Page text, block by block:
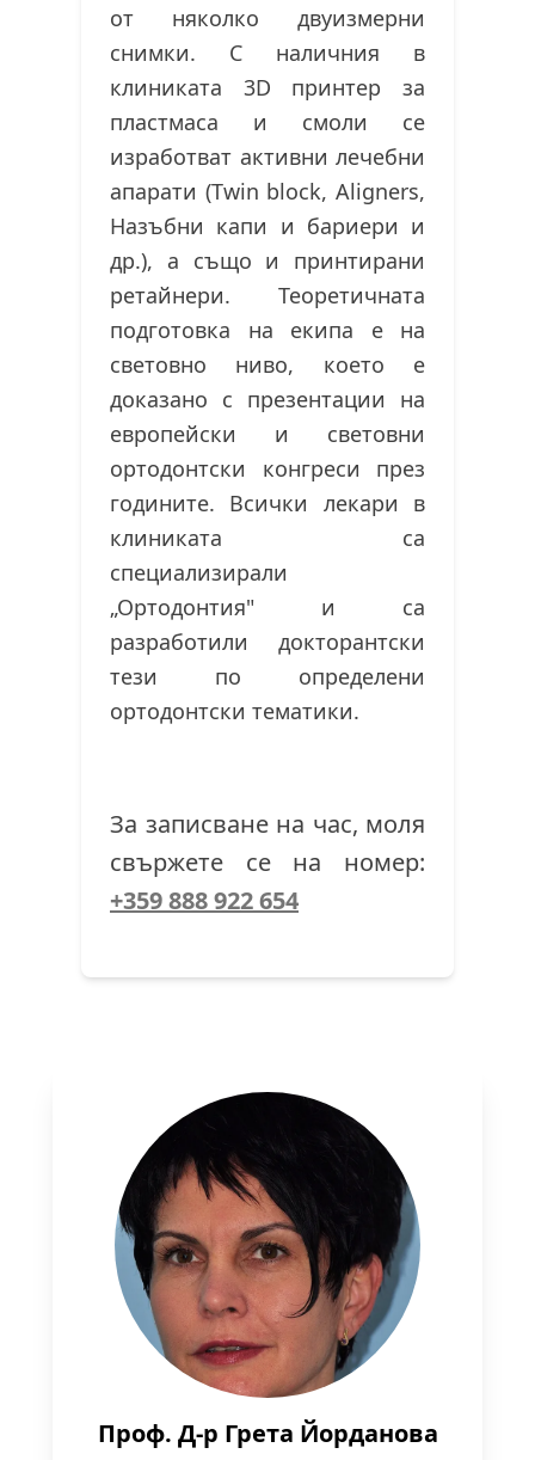
от няколко двуизмерни
снимки. С наличния в
клиниката 3D принтер за
пластмаса и смоли се
изработват активни лечебни
апарати (Twin block, Aligners,
Назъбни капи и бариери и
др.), а също и принтирани
ретайнери. Теоретичната
подготовка на екипа е на
световно ниво, което е
доказано с презентации на
европейски и световни
ортодонтски конгреси през
годините. Всички лекари в
клиниката са
специализирали
„Ортодонтия" и са
разработили докторантски
тези по определени
ортодонтски тематики.
За записване на час, моля
свържете се на номер:
+359 888 922 654
Проф. Д-р Грета Йорданова